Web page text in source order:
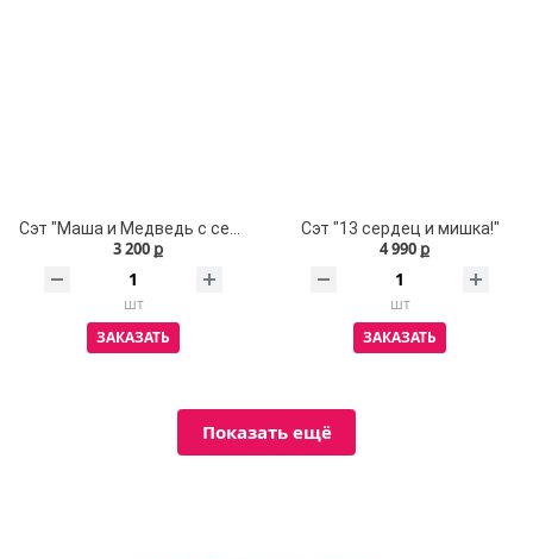
3 200 ք
шт
ЗАКАЗАТЬ
Сэт "13 сердец и мишка!"
4 990 ք
шт
ЗАКАЗАТЬ
Показать ещё